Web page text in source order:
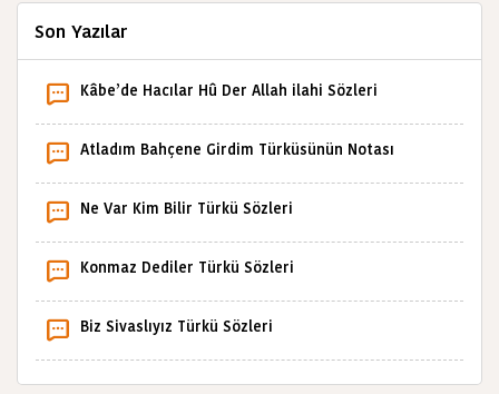
Son Yazılar
Kâbe’de Hacılar Hû Der Allah ilahi Sözleri
Atladım Bahçene Girdim Türküsünün Notası
Ne Var Kim Bilir Türkü Sözleri
Konmaz Dediler Türkü Sözleri
Biz Sivaslıyız Türkü Sözleri